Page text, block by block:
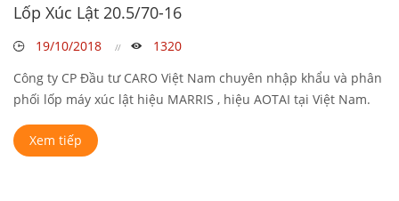
Lốp Xúc Lật 20.5/70-16
19/10/2018
1320
Công ty CP Đầu tư CARO Việt Nam chuyên nhập khẩu và phân
phối lốp máy xúc lật hiệu MARRIS , hiệu AOTAI tại Việt Nam.
Xem tiếp